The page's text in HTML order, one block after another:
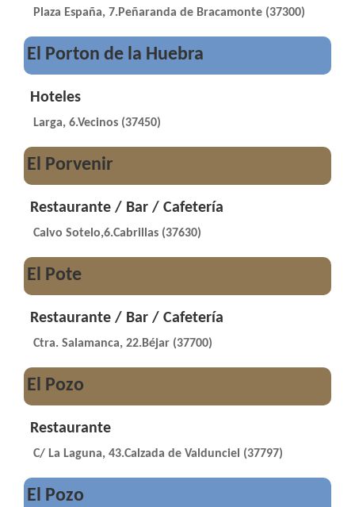
Plaza España, 7.Peñaranda de Bracamonte (37300)
El Porton de la Huebra
Hoteles
Larga, 6.Vecinos (37450)
El Porvenir
Restaurante / Bar / Cafetería
Calvo Sotelo,6.Cabrillas (37630)
El Pote
Restaurante / Bar / Cafetería
Ctra. Salamanca, 22.Béjar (37700)
El Pozo
Restaurante
C/ La Laguna, 43.Calzada de Valdunciel (37797)
El Pozo